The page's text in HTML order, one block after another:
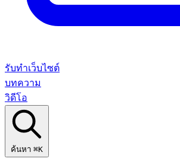
รับทำเว็บไซต์
บทความ
วิดีโอ
ค้นหา ⌘K